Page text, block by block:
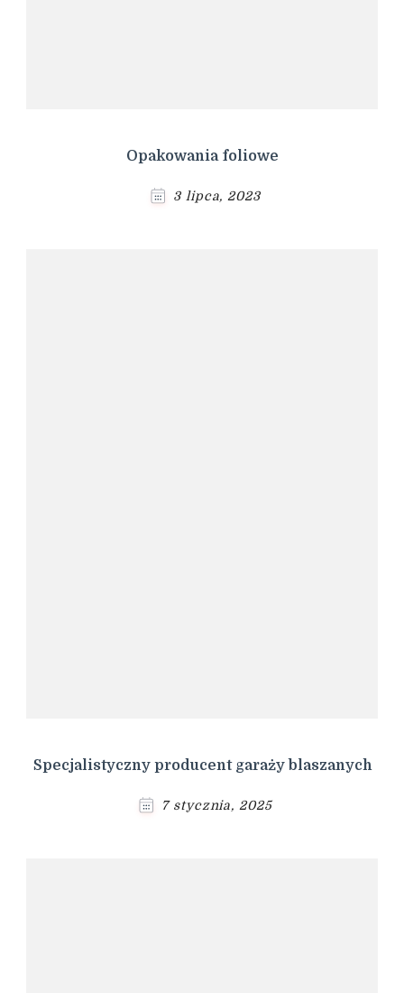
Opakowania foliowe
3 lipca, 2023
Specjalistyczny producent garaży blaszanych
7 stycznia, 2025